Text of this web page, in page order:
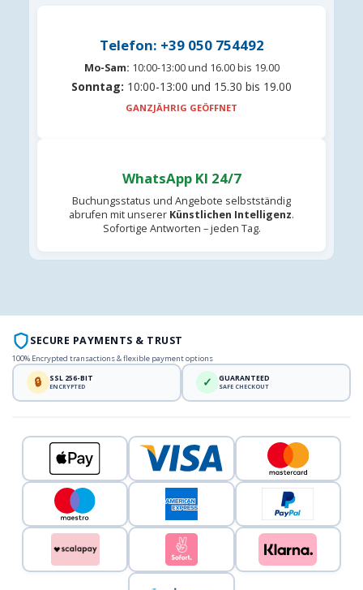
Telefon: +39 050 754492
Mo-Sam: 10:00-13:00 und 16.00 bis 19.00
Sonntag: 10:00-13:00 und 15.30 bis 19.00
GANZJÄHRIG GEÖFFNET
WhatsApp KI 24/7
Buchungsstatus und Angebote selbstständig
abrufen mit unserer Künstlichen Intelligenz.
Sofortige Antworten – jeden Tag.
SECURE PAYMENTS & TRUST
100% Encrypted transactions & flexible payment options
🔒 SSL 256-BIT
ENCRYPTED ✓ GUARANTEED
SAFE CHECKOUT